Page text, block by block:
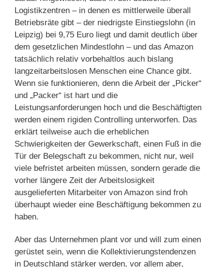
Logistikzentren – in denen es mittlerweile überall
Betriebsräte gibt – der niedrigste Einstiegslohn (in
Leipzig) bei 9,75 Euro liegt und damit deutlich über
dem gesetzlichen Mindestlohn – und das Amazon
tatsächlich relativ vorbehaltlos auch bislang
langzeitarbeitslosen Menschen eine Chance gibt.
Wenn sie funktionieren, denn die Arbeit der „Picker“
und „Packer“ ist hart und die
Leistungsanforderungen hoch und die Beschäftigten
werden einem rigiden Controlling unterworfen. Das
erklärt teilweise auch die erheblichen
Schwierigkeiten der Gewerkschaft, einen Fuß in die
Tür der Belegschaft zu bekommen, nicht nur, weil
viele befristet arbeiten müssen, sondern gerade die
vorher längere Zeit der Arbeitslosigkeit
ausgelieferten Mitarbeiter von Amazon sind froh
überhaupt wieder eine Beschäftigung bekommen zu
haben.
Aber das Unternehmen plant vor und will zum einen
gerüstet sein, wenn die Kollektivierungstendenzen
in Deutschland stärker werden, vor allem aber,